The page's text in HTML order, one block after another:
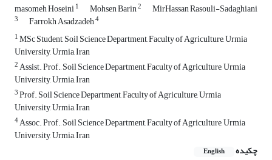
masomeh Hoseini1 Mohsen Barin2 MirHassan Rasouli-Sadaghiani
3 Farrokh Asadzadeh4
1MSc Student, Soil Science Department, Faculty of Agriculture, Urmia
University, Urmia, Iran
2Assist. Prof., Soil Science Department, Faculty of Agriculture, Urmia
University, Urmia, Iran
3Prof. Soil Science Department, Faculty of Agriculture, Urmia
University, Urmia, Iran
4Assoc. Prof., Soil Science Department, Faculty of Agriculture, Urmia
University, Urmia, Iran
چکیده
English